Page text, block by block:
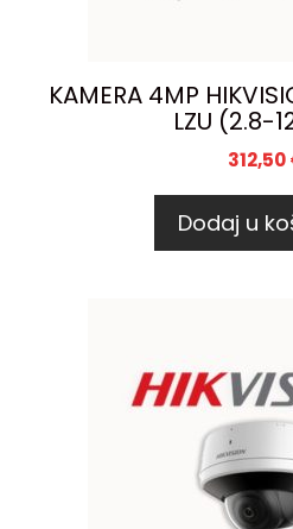
KAMERA 4MP
LZU (2.8-
312,50
Dodaj u